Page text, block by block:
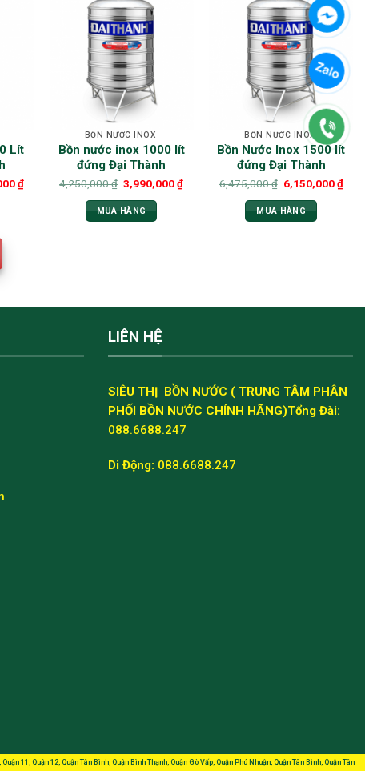
Lít
₫
BỒN NƯỚC INOX
Bồn nước inox 1000 lít
đứng Đại Thành
4,250,000₫ 3,990,000₫
MUA HÀNG
BỒN NƯỚC INOX
Bồn Nước Inox 1500 lít
đứng Đại Thành
6,475,000₫ 6,150,000₫
MUA HÀNG
LIÊN HỆ
SIÊU THỊ BỒN NƯỚC ( TRUNG TÂM PHÂN
PHỐI BỒN NƯỚC CHÍNH HÃNG)Tổng Đài:
088.6688.247
Di Động: 088.6688.247
11, Quận 12, Quận Tân Bình, Quận Bình Thạnh, Quận Gò Vấp, Quận Phú Nhuận, Quận Tân Bình, Quận Tân